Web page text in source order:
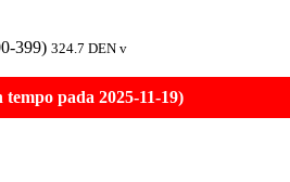
399) 324.7 DEN v
pada 2025-11-19)